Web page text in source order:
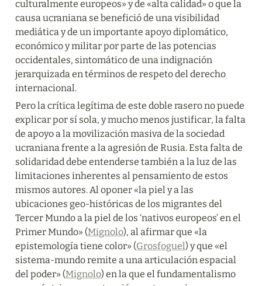
culturalmente europeos» y de «alta calidad» o que la
causa ucraniana se benefició de una visibilidad
mediática y de un importante apoyo diplomático,
económico y militar por parte de las potencias
occidentales, sintomático de una indignación
jerarquizada en términos de respeto del derecho
internacional.
Pero la crítica legítima de este doble rasero no puede
explicar por sí sola, y mucho menos justificar, la falta
de apoyo a la movilización masiva de la sociedad
ucraniana frente a la agresión de Rusia. Esta falta de
solidaridad debe entenderse también a la luz de las
limitaciones inherentes al pensamiento de estos
mismos autores. Al oponer «la piel y a las
ubicaciones geo-históricas de los migrantes del
Tercer Mundo a la piel de los ‘nativos europeos’ en el
Primer Mundo» (Mignolo), al afirmar que «la
epistemología tiene color» (Grosfoguel) y que «el
sistema-mundo remite a una articulación espacial
del poder» (Mignolo) en la que el fundamentalismo